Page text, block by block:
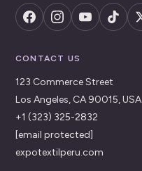
CONTACT US
123 Commerce Street
Los Angeles, CA 90015, USA
+1 (323) 325-2832
[email protected]
expotextilperu.com